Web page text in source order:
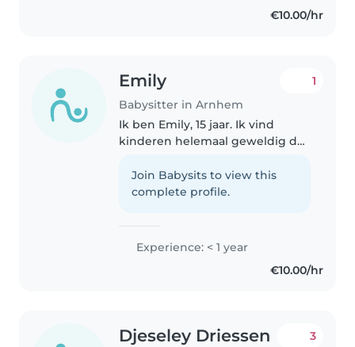
€10.00/hr
Emily
Babysitter in Arnhem
1
Ik ben Emily, 15 jaar. Ik vind
kinderen helemaal geweldig dus
te doen. Ik kan ook echt heel
goed en leuk met kinderen
Join Babysits to view this
complete profile.
Experience: < 1 year
€10.00/hr
Djeseley Driessen 3